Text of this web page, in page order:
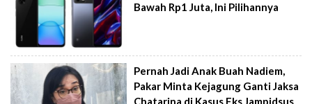
Bawah Rp1 Juta, Ini Pilihannya
Pernah Jadi Anak Buah Nadiem,
Pakar Minta Kejagung Ganti Jaksa
Chatarina di Kasus Eks Jampidsus